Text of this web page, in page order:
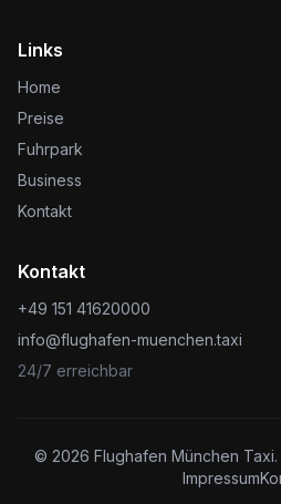
Links
Home
Preise
Fuhrpark
Business
Kontakt
Kontakt
+49 151 41620000
info@flughafen-muenchen.taxi
24/7 erreichbar
© 2026 Flughafen München
Impressum